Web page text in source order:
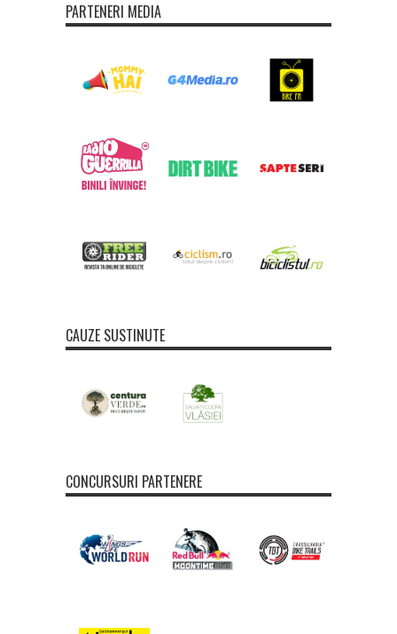
PARTENERI MEDIA
CAUZE SUSTINUTE
CONCURSURI PARTENERE